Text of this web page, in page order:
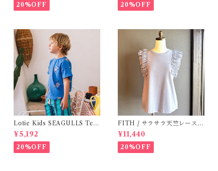
20%OFF 20%OFF
Lotie Kids SEAGULLS Tee
(12m- 8Y)
¥5,192
20%OFF
FITH / サラサラ天竺レースT
シャツ (BL) / 145・155
¥11,440
20%OFF